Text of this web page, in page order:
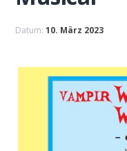
Datum:10. März 2023